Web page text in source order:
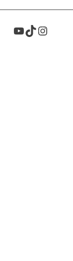
Youtube TikTok Instagram